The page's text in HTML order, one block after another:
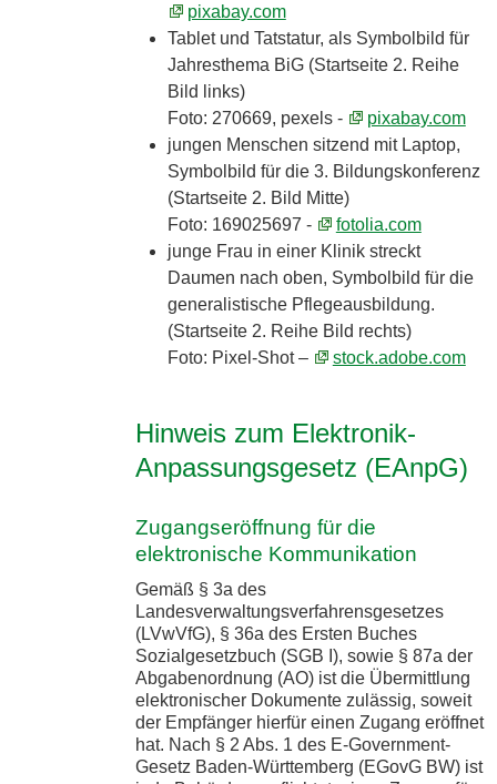
pixabay.com
Tablet und Tatstatur, als Symbolbild für
Jahresthema BiG (Startseite 2. Reihe
Bild links)
Foto: 270669, pexels -
pixabay.com
jungen Menschen sitzend mit Laptop,
Symbolbild für die 3. Bildungskonferenz
(Startseite 2. Bild Mitte)
Foto: 169025697 -
fotolia.com
junge Frau in einer Klinik streckt
Daumen nach oben, Symbolbild für die
generalistische Pflegeausbildung.
(Startseite 2. Reihe Bild rechts)
Foto: Pixel-Shot –
stock.adobe.com
Hinweis zum Elektronik-
Anpassungsgesetz (EAnpG)
Zugangseröffnung für die
elektronische Kommunikation
Gemäß § 3a des
Landesverwaltungsverfahrensgesetzes
(LVwVfG), § 36a des Ersten Buches
Sozialgesetzbuch (SGB I), sowie § 87a der
Abgabenordnung (AO) ist die Übermittlung
elektronischer Dokumente zulässig, soweit
der Empfänger hierfür einen Zugang eröffnet
hat. Nach § 2 Abs. 1 des E-Government-
Gesetz Baden-Württemberg (EGovG BW) ist